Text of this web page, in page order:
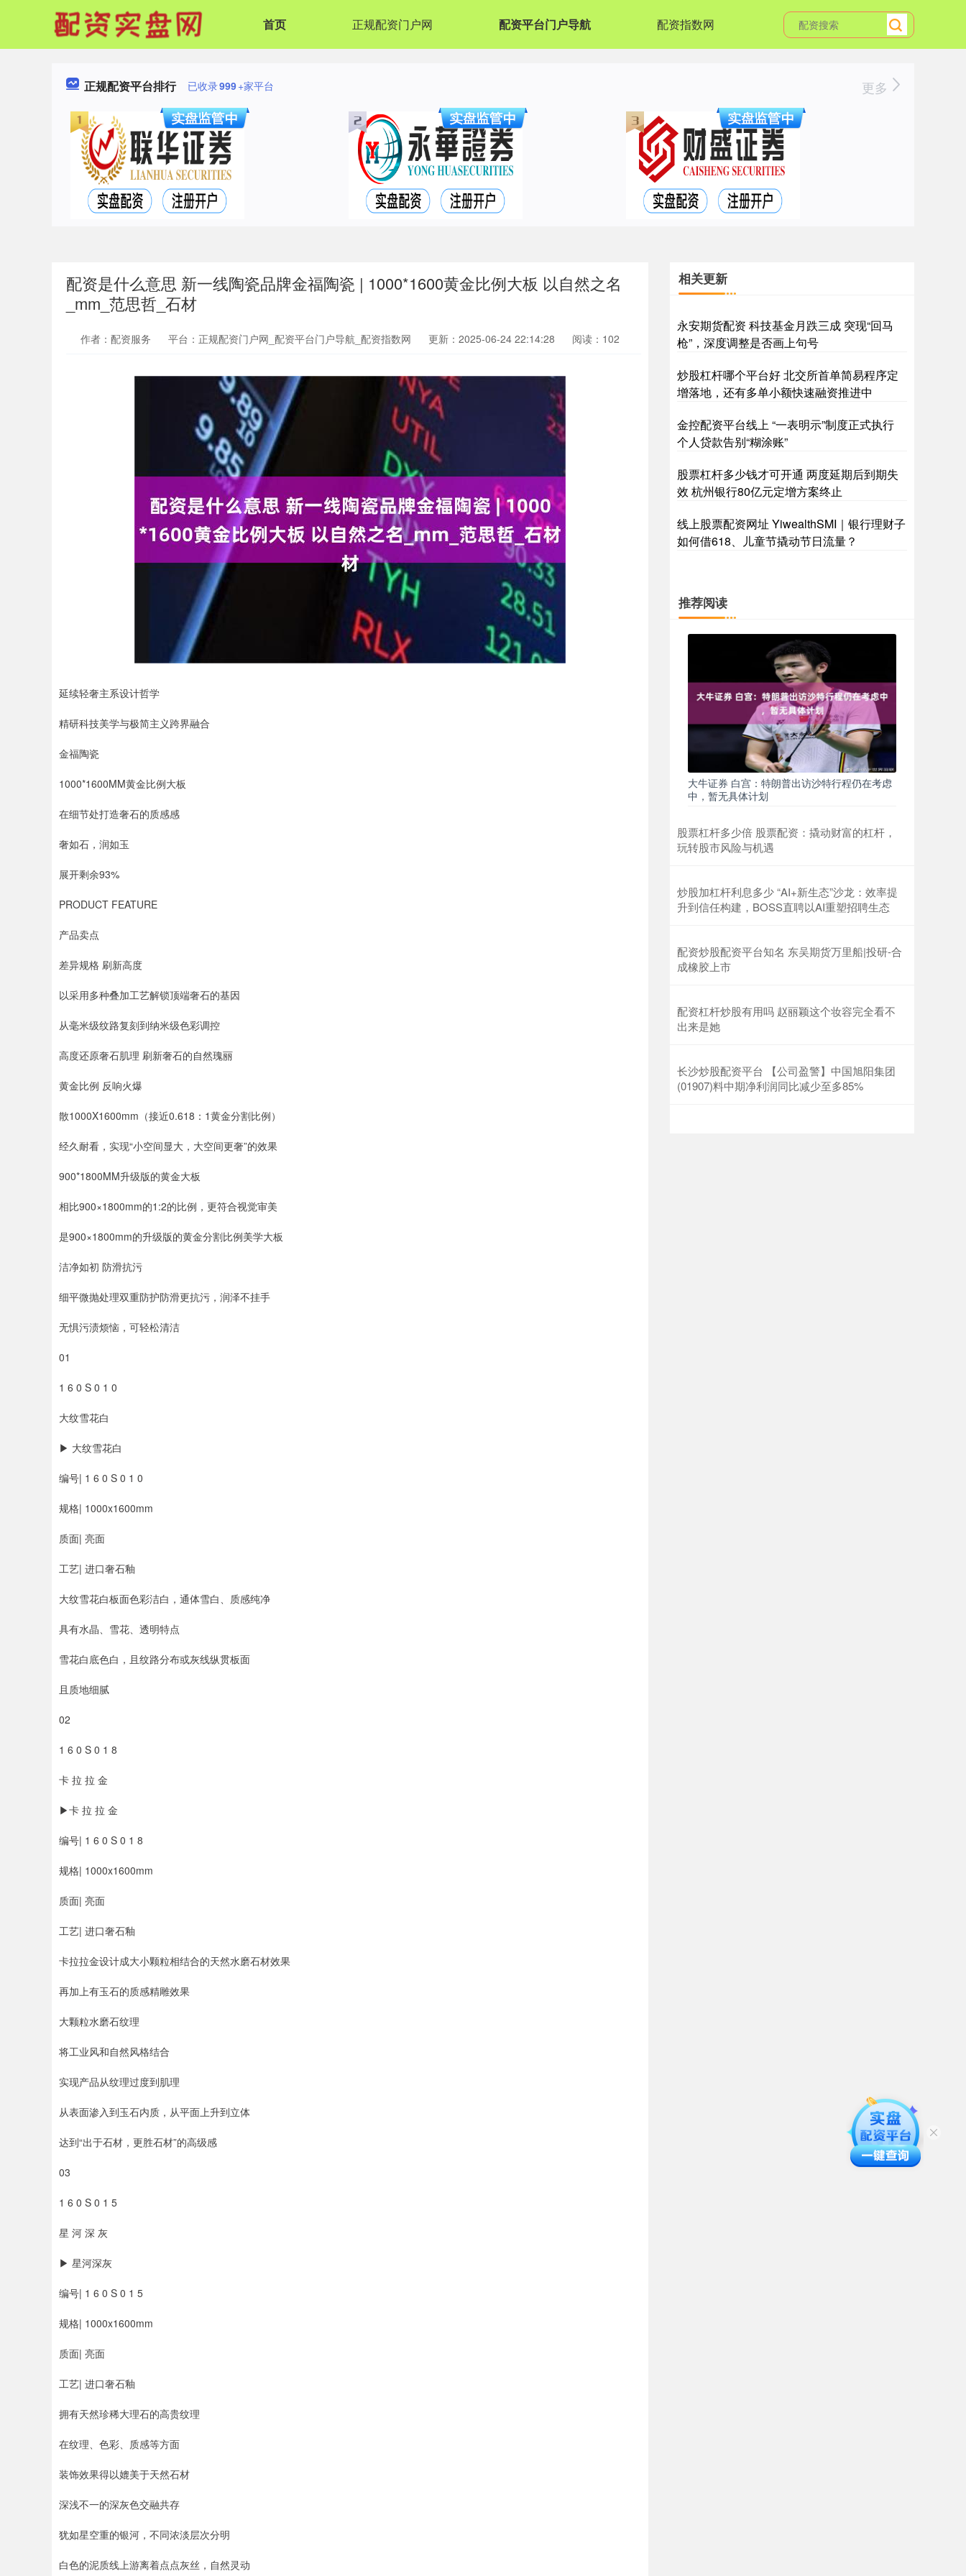
首页 正规配资门户网 配资平台门户导航 配资指数网
正规配资平台排行 已收录999+家平台 更多
配资是什么意思 新一线陶瓷品牌金福陶瓷 | 1000*1600黄金比例大板 以自然之名
_mm_范思哲_石材
作者：配资服务 平台：正规配资门户网_配资平台门户导航_配资指数网 更新：2025-06-24 22:14:28 阅读：102
延续轻奢主系设计哲学
精研科技美学与极简主义跨界融合
金福陶瓷
1000*1600MM黄金比例大板
在细节处打造奢石的质感感
奢如石，润如玉
展开剩余93%
PRODUCT FEATURE
产品卖点
差异规格 刷新高度
以采用多种叠加工艺解锁顶端奢石的基因
从毫米级纹路复刻到纳米级色彩调控
高度还原奢石肌理 刷新奢石的自然瑰丽
黄金比例 反响火爆
散1000X1600mm（接近0.618：1黄金分割比例）
经久耐看，实现“小空间显大，大空间更奢”的效果
900*1800MM升级版的黄金大板
相比900×1800mm的1:2的比例，更符合视觉审美
是900×1800mm的升级版的黄金分割比例美学大板
洁净如初 防滑抗污
细平微抛处理双重防护防滑更抗污，润泽不挂手
无惧污渍烦恼，可轻松清洁
01
1 6 0 S 0 1 0
大纹雪花白
▶ 大纹雪花白
编号| 1 6 0 S 0 1 0
规格| 1000x1600mm
质面| 亮面
工艺| 进口奢石釉
大纹雪花白板面色彩洁白，通体雪白、质感纯净
具有水晶、雪花、透明特点
雪花白底色白，且纹路分布或灰线纵贯板面
且质地细腻
02
1 6 0 S 0 1 8
卡 拉 拉 金
▶卡 拉 拉 金
编号| 1 6 0 S 0 1 8
规格| 1000x1600mm
质面| 亮面
工艺| 进口奢石釉
卡拉拉金设计成大小颗粒相结合的天然水磨石材效果
再加上有玉石的质感精雕效果
大颗粒水磨石纹理
将工业风和自然风格结合
实现产品从纹理过度到肌理
从表面渗入到玉石内质，从平面上升到立体
达到“出于石材，更胜石材”的高级感
03
1 6 0 S 0 1 5
星 河 深 灰
▶ 星河深灰
编号| 1 6 0 S 0 1 5
规格| 1000x1600mm
质面| 亮面
工艺| 进口奢石釉
拥有天然珍稀大理石的高贵纹理
在纹理、色彩、质感等方面
装饰效果得以媲美于天然石材
深浅不一的深灰色交融共存
犹如星空重的银河，不同浓淡层次分明
白色的泥质线上游离着点点灰丝，自然灵动
相关更新
永安期货配资 科技基金月跌三成 突现“回马
枪”，深度调整是否画上句号
炒股杠杆哪个平台好 北交所首单简易程序定
增落地，还有多单小额快速融资推进中
金控配资平台线上 “一表明示”制度正式执行
个人贷款告别“糊涂账”
股票杠杆多少钱才可开通 两度延期后到期失
效 杭州银行80亿元定增方案终止
线上股票配资网址 YiwealthSMI｜银行理财子
如何借618、儿童节撬动节日流量？
推荐阅读
大牛证券 白宫：特朗普出访沙特行程仍在考虑
中，暂无具体计划
股票杠杆多少倍 股票配资：撬动财富的杠杆，
玩转股市风险与机遇
炒股加杠杆利息多少 “AI+新生态”沙龙：效率提
升到信任构建，BOSS直聘以AI重塑招聘生态
配资炒股配资平台知名 东吴期货万里船|投研-合
成橡胶上市
配资杠杆炒股有用吗 赵丽颖这个妆容完全看不
出来是她 ​​​
长沙炒股配资平台 【公司盈警】中国旭阳集团
(01907)料中期净利润同比减少至多85%